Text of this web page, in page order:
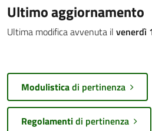
Ultimo aggiornamento
Ultima modifica avvenuta il venerdì
Modulisticadi pertinenza
Regolamentidi pertinenza